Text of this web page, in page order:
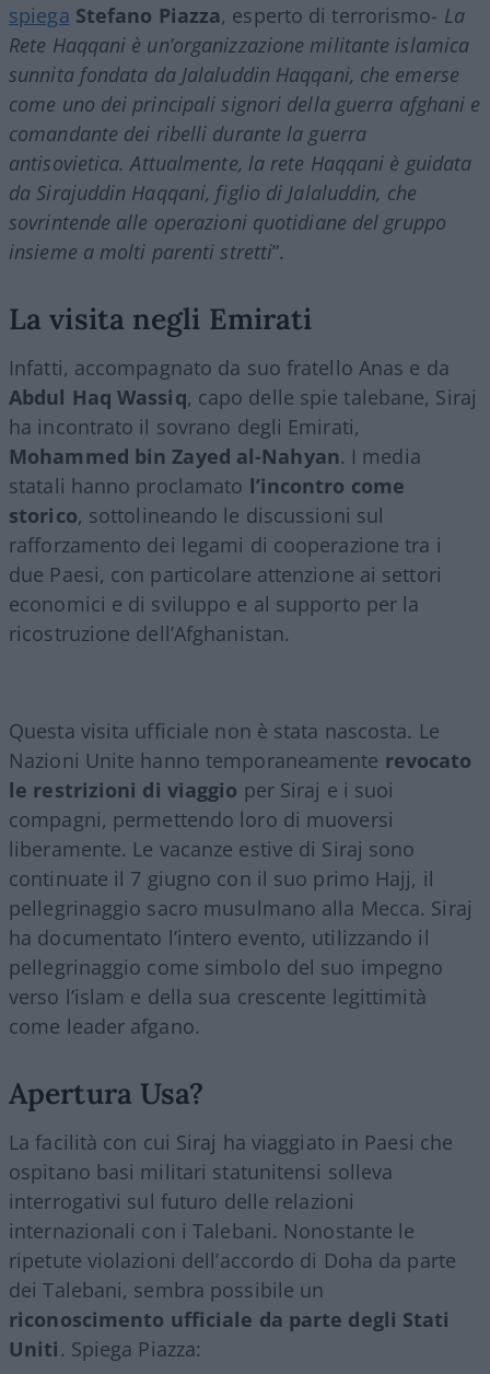
spiega Stefano Piazza, esperto di terrorismo- La
Rete Haqqani è un’organizzazione militante islamica
sunnita fondata da Jalaluddin Haqqani, che emerse
come uno dei principali signori della guerra afghani e
comandante dei ribelli durante la guerra
antisovietica. Attualmente, la rete Haqqani è guidata
da Sirajuddin Haqqani, figlio di Jalaluddin, che
sovrintende alle operazioni quotidiane del gruppo
insieme a molti parenti stretti”.
La visita negli Emirati
Infatti, accompagnato da suo fratello Anas e da
Abdul Haq Wassiq, capo delle spie talebane, Siraj
ha incontrato il sovrano degli Emirati,
Mohammed bin Zayed al-Nahyan. I media
statali hanno proclamato l’incontro come
storico, sottolineando le discussioni sul
rafforzamento dei legami di cooperazione tra i
due Paesi, con particolare attenzione ai settori
economici e di sviluppo e al supporto per la
ricostruzione dell’Afghanistan.
Questa visita ufficiale non è stata nascosta. Le
Nazioni Unite hanno temporaneamente revocato
le restrizioni di viaggio per Siraj e i suoi
compagni, permettendo loro di muoversi
liberamente. Le vacanze estive di Siraj sono
continuate il 7 giugno con il suo primo Hajj, il
pellegrinaggio sacro musulmano alla Mecca. Siraj
ha documentato l’intero evento, utilizzando il
pellegrinaggio come simbolo del suo impegno
verso l’islam e della sua crescente legittimità
come leader afgano.
Apertura Usa?
La facilità con cui Siraj ha viaggiato in Paesi che
ospitano basi militari statunitensi solleva
interrogativi sul futuro delle relazioni
internazionali con i Talebani. Nonostante le
ripetute violazioni dell’accordo di Doha da parte
dei Talebani, sembra possibile un
riconoscimento ufficiale da parte degli Stati
Uniti. Spiega Piazza: